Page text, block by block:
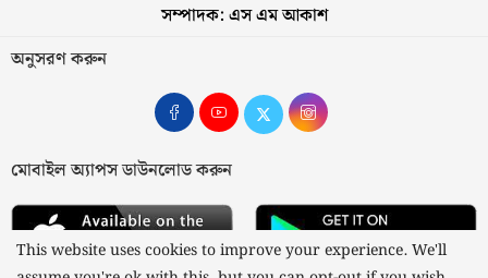
সম্পাদক: এস এম আকাশ
অনুসরণ করুন
মোবাইল অ্যাপস ডাউনলোড করুন
This website uses cookies to improve your experience. We'll